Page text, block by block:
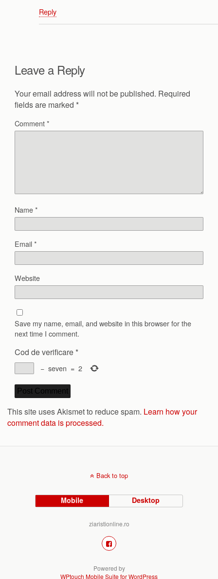
Reply
Leave a Reply
Your email address will not be published. Required
fields are marked *
Comment*
Name*
Email*
Website
Save my name, email, and website in this browser for the
next time I comment.
Cod de verificare *
− seven = 2
This site uses Akismet to reduce spam. Learn how your
comment data is processed.
Back to top
Mobile Desktop
ziaristionline.ro
Powered by
WPtouch Mobile Suite for WordPress